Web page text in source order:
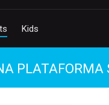
Kids
PLATAFORMA